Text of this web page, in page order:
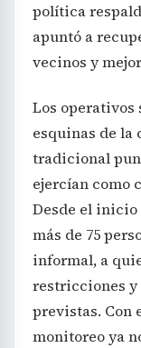
política
apuntó a
vecinos y
Los operativos
esquinas de la
tradicional
ejercían como
Desde el
más de 75
informal, a
restricciones y
previstas. Con
monitoreo ya